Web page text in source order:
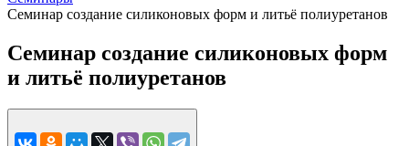
Семинар создание силиконовых форм и литьё полиуретанов
Семинар создание силиконовых форм
и литьё полиуретанов